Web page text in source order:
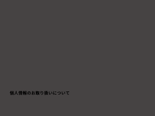
個人情報のお取り扱いについて